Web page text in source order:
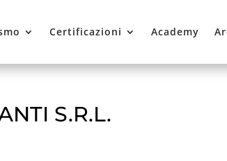
Certificazioni Academy
S.R.L.